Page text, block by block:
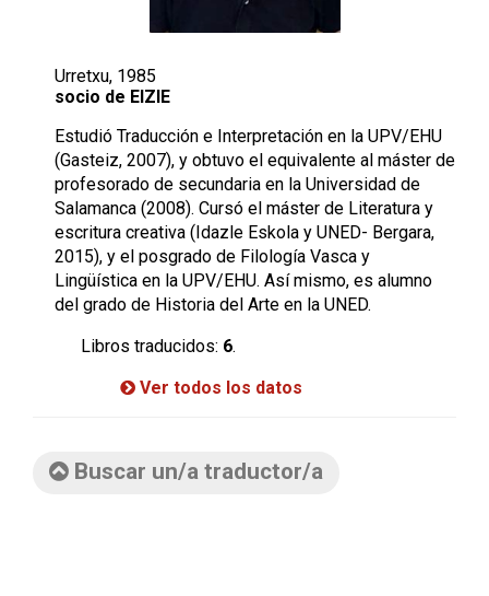
Urretxu, 1985
socio de EIZIE
Estudió Traducción e Interpretación en la UPV/EHU
(Gasteiz, 2007), y obtuvo el equivalente al máster de
profesorado de secundaria en la Universidad de
Salamanca (2008). Cursó el máster de Literatura y
escritura creativa (Idazle Eskola y UNED- Bergara,
2015), y el posgrado de Filología Vasca y
Lingüística en la UPV/EHU. Así mismo, es alumno
del grado de Historia del Arte en la UNED.
Libros traducidos: 6.
Ver todos los datos
Buscar un/a traductor/a